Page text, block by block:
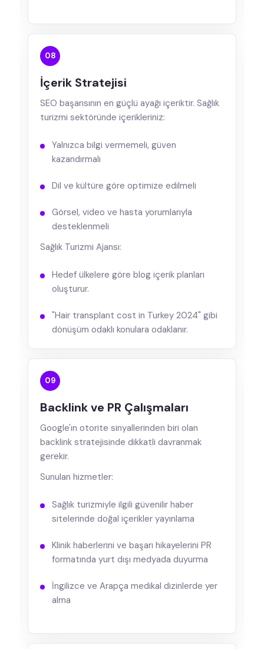
08
İçerik Stratejisi
SEO başarısının en güçlü ayağı içeriktir. Sağlık
turizmi sektöründe içerikleriniz:
Yalnızca bilgi vermemeli, güven
kazandırmalı
Dil ve kültüre göre optimize edilmeli
Görsel, video ve hasta yorumlarıyla
desteklenmeli
Sağlık Turizmi Ajansı:
Hedef ülkelere göre blog içerik planları
oluşturur.
"Hair transplant cost in Turkey 2024" gibi
dönüşüm odaklı konulara odaklanır.
09
Backlink ve PR Çalışmaları
Google'ın otorite sinyallerinden biri olan
backlink stratejisinde dikkatli davranmak
gerekir.
Sunulan hizmetler:
Sağlık turizmiyle ilgili güvenilir haber
sitelerinde doğal içerikler yayınlama
Klinik haberlerini ve başarı hikayelerini PR
formatında yurt dışı medyada duyurma
İngilizce ve Arapça medikal dizinlerde yer
alma